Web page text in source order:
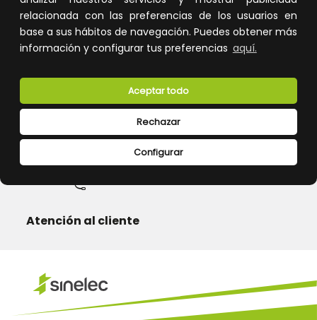
relacionada con las preferencias de los usuarios en
base a sus hábitos de navegación. Puedes obtener más
información y configurar tus preferencias aquí.
Configurar
Rechazar
Aceptar todo
Calidad y precio Descuentos
Devoluciones Pago seguro
Atención al cliente